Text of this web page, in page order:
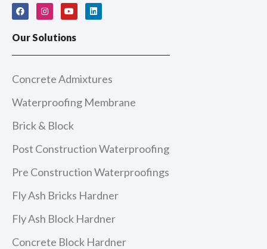
F
a
c
b
o
I
n
s
t
a
r
Y
o
u
u
e
L
i
n
i
Our Solutions
Concrete Admixtures
Waterproofing Membrane
Brick & Block
Post Construction Waterproofing
Pre Construction Waterproofings
Fly Ash Bricks Hardner
Fly Ash Block Hardner
Concrete Block Hardner